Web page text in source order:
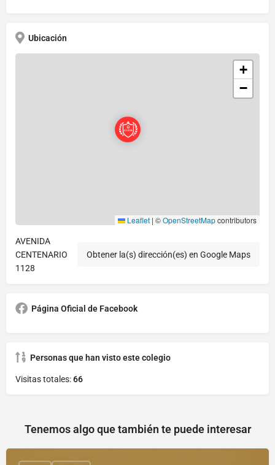
Ubicación
+
−
Leaflet | ©OpenStreetMapcontributors
AVENIDA
CENTENARIO
1128
Obtener la(s) dirección(es) en Google Maps
Página Oficial de Facebook
Personas que han visto este colegio
Visitas totales:66
Tenemos algo que también te puede interesar